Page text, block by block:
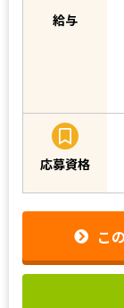
応募資格